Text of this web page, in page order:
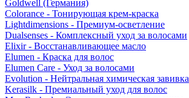
Goldwell (Германия)
Colorance - Тонирующая крем-краска
Lightdimensions - Премиум-осветление
Dualsenses - Комплексный уход за волосами
Elixir - Восстанавливающее масло
Elumen - Краска для волос
Elumen Care - Уход за волосами
Evolution - Нейтральная химическая завивка
Kerasilk - Премиальный уход для волос